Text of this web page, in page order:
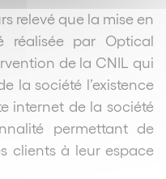
relevé que la mise en
réalisée par Optical
de la CNIL qui
la société l’existence
internet de la société
permettant de
clients à leur espace